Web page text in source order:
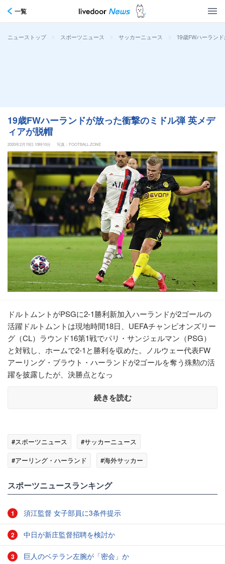
一覧
ニューストップ > スポーツニュース > サッカーニュース > 19歳FWハーラン
19歳FWハーランドが放った衝撃のミドル弾 英メデ
ィアが脱帽
2020年2月19日 10時10分 写真：FOOTBALL ZONE
ドルトムントがPSGに2-1勝利新加入ハーランドが2ゴールの
活躍ドルトムントは現地時間18日、UEFAチャンピオンズリー
グ（CL）ラウンド16第1戦でパリ・サンジェルマン（PSG）
と対戦し、ホームで2-1と勝利を収めた。ノルウェー代表FW
アーリング・ブラウト・ハーランドが2ゴールを奪う殊勲の活
躍を披露したが、決勝点となっ
続きを読む
#スポーツニュース
#サッカーニュース
#アーリング・ハーランド
#海外サッカー
スポーツニュースランキング
1 須江監督 女子部員に3条件提示
2 中日が新庄監督招聘を検討か
3 巨人のベテラン左腕が「密会」か